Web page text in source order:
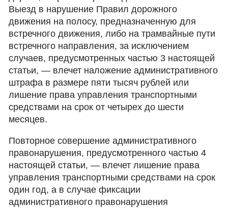
Выезд в нарушение Правил дорожного
движения на полосу, предназначенную для
встречного движения, либо на трамвайные пути
встречного направления, за исключением
случаев, предусмотренных частью 3 настоящей
статьи, — влечет наложение административного
штрафа в размере пяти тысяч рублей или
лишение права управления транспортными
средствами на срок от четырех до шести
месяцев.
Повторное совершение административного
правонарушения, предусмотренного частью 4
настоящей статьи, — влечет лишение права
управления транспортными средствами на срок
один год, а в случае фиксации
административного правонарушения